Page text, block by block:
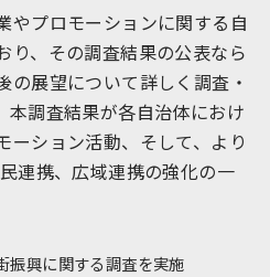
やプロモーションに関する自
り、その調査結果の公表なら
の展望について詳しく調査・
本調査結果が各自治体におけ
ーション活動、そして、より
連携、広域連携の強化の一
興に関する調査を実施